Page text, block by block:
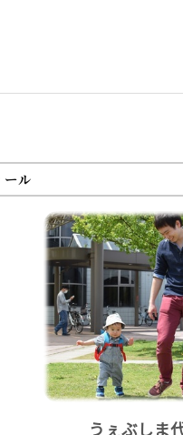
ール
うぇぶしま